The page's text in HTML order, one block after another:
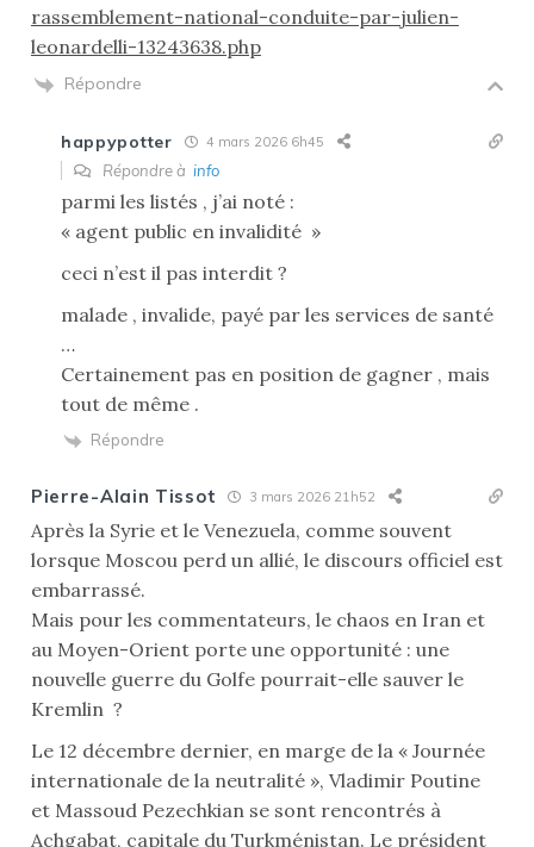
rassemblement-national-conduite-par-julien-
leonardelli-13243638.php
Répondre
happypotter 4 mars 2026 6h45
Répondre à info
parmi les listés , j’ai noté :
« agent public en invalidité »
ceci n’est il pas interdit ?
malade , invalide, payé par les services de santé
…
Certainement pas en position de gagner , mais
tout de même .
Répondre
Pierre-Alain Tissot 3 mars 2026 21h52
Après la Syrie et le Venezuela, comme souvent
lorsque Moscou perd un allié, le discours officiel est
embarrassé.
Mais pour les commentateurs, le chaos en Iran et
au Moyen-Orient porte une opportunité : une
nouvelle guerre du Golfe pourrait-elle sauver le
Kremlin ?
Le 12 décembre dernier, en marge de la « Journée
internationale de la neutralité », Vladimir Poutine
et Massoud Pezechkian se sont rencontrés à
Achgabat, capitale du Turkménistan. Le président